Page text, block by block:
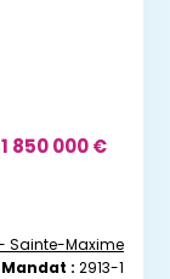
1 850 000 €
Sainte-Maxime
Mandat : 2913-1